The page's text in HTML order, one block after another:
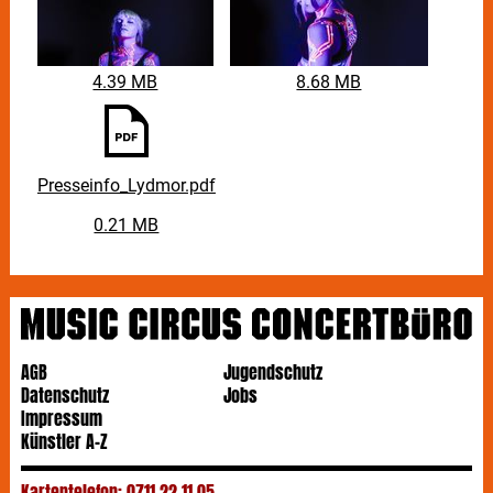
4.39 MB 8.68 MB
Presseinfo_Lydmor.pdf
0.21 MB
AGB
Datenschutz
Impressum
Jugendschutz
Jobs
Künstler A-Z